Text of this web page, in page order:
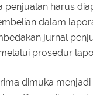
penjualan harus
dalam
jurnal
prosedur
dimuka